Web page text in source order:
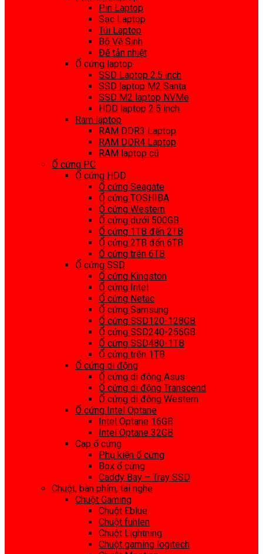
Pin Laptop
Sạc Laptop
Túi Laptop
Bộ Vệ Sinh
Đế tản nhiệt
Ổ cứng laptop
SSD Laptop 2.5 inch
SSD laptop M2 Santa
SSD M2 laptop NVMe
HDD laptop 2.5 inch
Ram laptop
RAM DDR3 Laptop
RAM DDR4 Laptop
RAM laptop cũ
Ổ cứng PC
Ổ cứng HDD
Ổ cứng Seagate
Ổ cứng TOSHIBA
Ổ cứng Western
Ổ cứng dưới 500GB
Ổ cứng 1TB đến 2TB
Ổ cứng 2TB đến 6TB
Ổ cứng trên 6TB
Ổ cứng SSD
Ổ cứng Kingston
Ổ cứng Intel
Ổ cứng Netac
Ổ cứng Samsung
Ổ cứng SSD120-128GB
Ổ cứng SSD240-256GB
Ổ cứng SSD480-1TB
Ổ cứng trên 1TB
Ổ cứng di động
Ổ cứng di động Asus
Ổ cứng di động Transcend
Ổ cứng di động Western
Ổ cứng Intel Optane
Intel Optane 16GB
Intel Optane 32GB
Cap ổ cứng
Phụ kiện ổ cứng
Box ổ cứng
Caddy Bay – Tray SSD
Chuột, bàn phím, tai nghe
Chuột Gaming
Chuột Eblue
Chuột fuhlen
Chuột Lightning
Chuột gaming logitech